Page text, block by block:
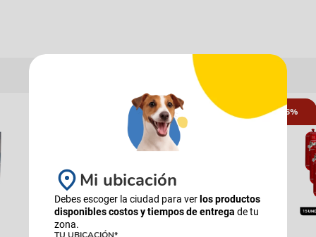
FANCY FEAST
16%
Mi ubicación
Debes escoger la ciudad para ver los productos
disponibles costos y tiempos de entrega de tu
zona.